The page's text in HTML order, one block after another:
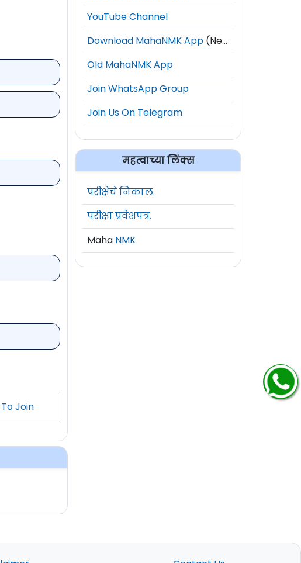
Join
YouTube Channel
Download MahaNMK App (New)
Old MahaNMK App
Join WhatsApp Group
Join Us On Telegram
महत्वाच्या लिंक्स
परीक्षेचे निकाल.
परीक्षा प्रवेशपत्र.
Maha NMK